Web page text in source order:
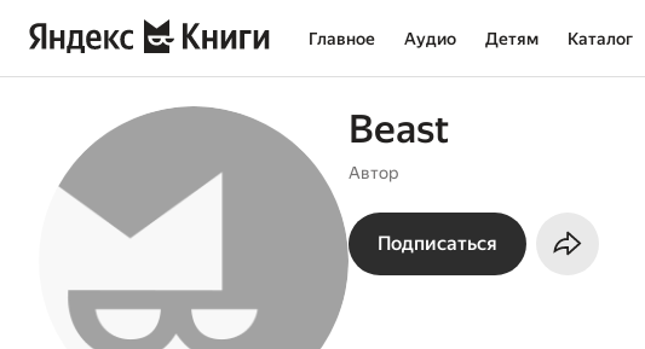
Главное Аудио Детям Каталог
Beast
Автор
Подписаться